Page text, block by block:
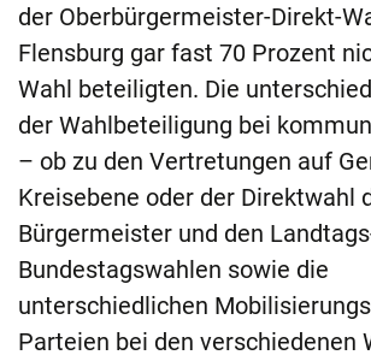
der Oberbürgermeister-Direkt-
Flensburg gar fast 70 Prozent
Wahl beteiligten. Die
der Wahlbeteiligung bei
– ob zu den Vertretungen auf
Kreisebene oder der Direktwahl
Bürgermeister und den
Bundestagswahlen sowie die
unterschiedlichen
Parteien bei den verschiedenen